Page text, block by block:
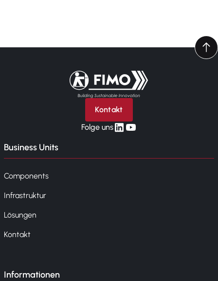
Zurück zur Startseite
Kontakt
Folge unslinkedin
yt
Business Units
Components
Infrastruktur
Lösungen
Kontakt
Informationen